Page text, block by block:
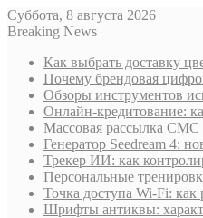
Суббота, 8 августа 2026
Breaking News
Как выбрать доставку
Почему брендовая
Обзоры инструментов
Онлайн-кредитование:
Массовая рассылка СМС
Генератор Seedream 4:
Трекер ИИ: как
Персональные
Точка доступа Wi-Fi: как
Шрифты антиквы: